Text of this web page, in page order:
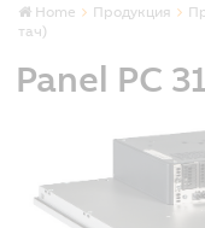
Home Продукция
тач)
Panel PC